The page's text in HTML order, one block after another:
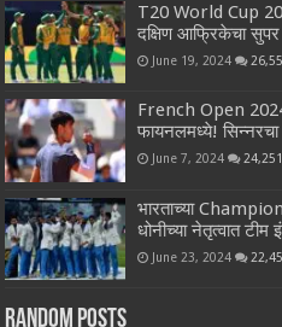
T20 World Cup
दक्षिण आफ्रिकेचा सुपर
June 19, 2024
French Open
फायनलमध्ये! सिन्नरचा
June 7, 2024 24,251
भारताच्या
धोनीच्या नेतृत्वात
June 23, 2024
Random Posts